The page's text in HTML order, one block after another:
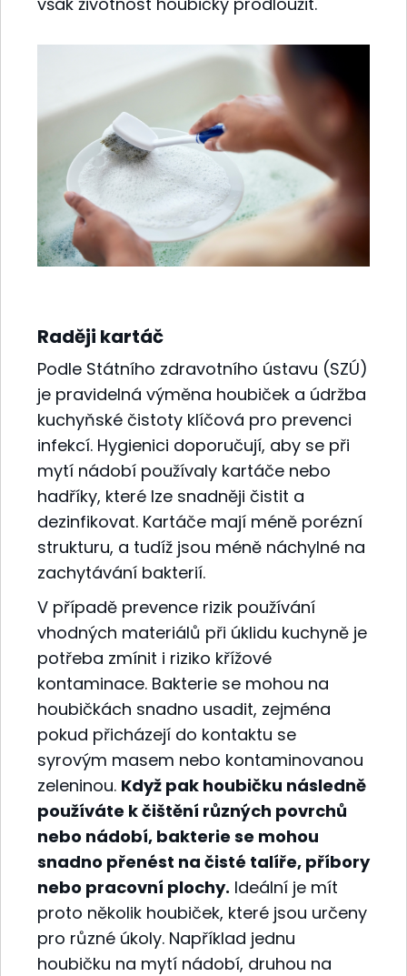
Raději kartáč
Podle Státního zdravotního ústavu (SZÚ)
je pravidelná výměna houbiček a údržba
kuchyňské čistoty klíčová pro prevenci
infekcí. Hygienici doporučují, aby se při
mytí nádobí používaly kartáče nebo
hadříky, které lze snadněji čistit a
dezinfikovat. Kartáče mají méně porézní
strukturu, a tudíž jsou méně náchylné na
zachytávání bakterií.
V případě prevence rizik používání
vhodných materiálů při úklidu kuchyně je
potřeba zmínit i riziko křížové
kontaminace. Bakterie se mohou na
houbičkách snadno usadit, zejména
pokud přicházejí do kontaktu se
syrovým masem nebo kontaminovanou
zeleninou. Když pak houbičku následně
používáte k čištění různých povrchů
nebo nádobí, bakterie se mohou
snadno přenést na čisté talíře, příbory
nebo pracovní plochy. Ideální je mít
proto několik houbiček, které jsou určeny
pro různé úkoly. Například jednu
houbičku na mytí nádobí, druhou na